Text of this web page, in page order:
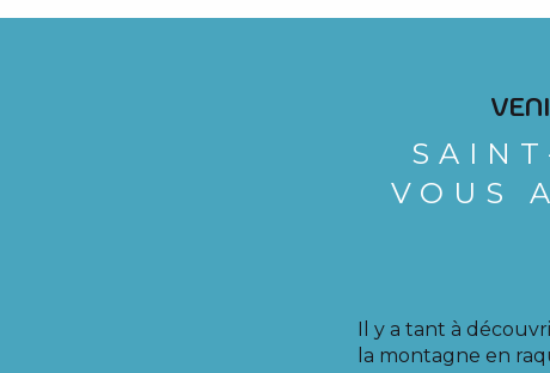
VOUS
Il y a tant à
la montagne en